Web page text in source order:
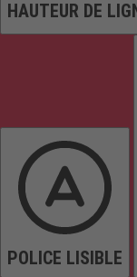
HAUTEUR DE
POLICE LISIBLE